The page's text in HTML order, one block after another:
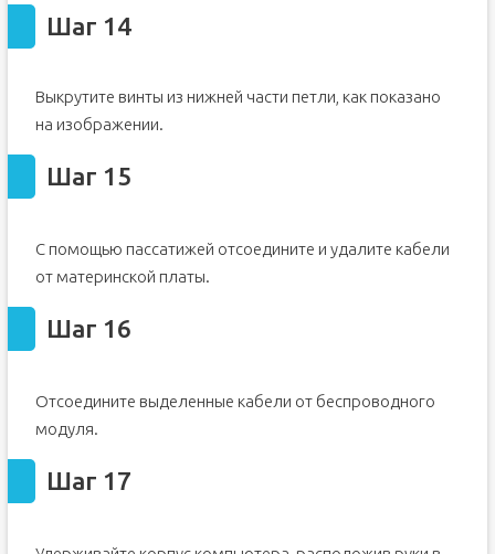
Шаг 14
Выкрутите винты из нижней части петли, как показано
на изображении.
Шаг 15
С помощью пассатижей отсоедините и удалите кабели
от материнской платы.
Шаг 16
Отсоедините выделенные кабели от беспроводного
модуля.
Шаг 17